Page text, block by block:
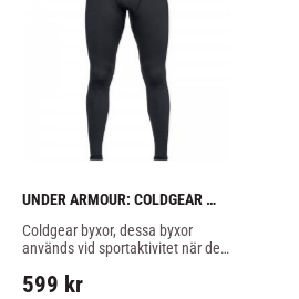
UNDER ARMOUR: COLDGEAR
KOMPRESSIONSBYXOR - SVART
Coldgear byxor, dessa byxor
används vid sportaktivitet när det
ändå kompression och smidighet.
599 kr